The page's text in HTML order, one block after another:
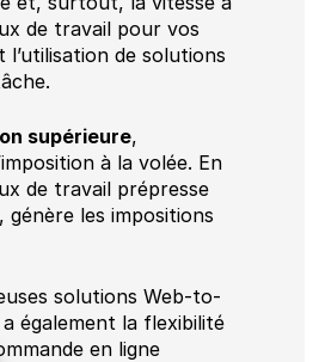
de travail pour vos
de solutions
supérieure,
à la volée. En
de travail prépresse
les impositions
solutions Web-to-
également la flexibilité
en ligne